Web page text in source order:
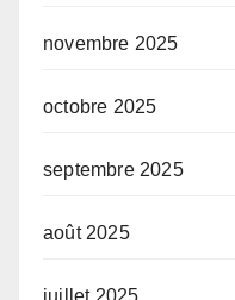
novembre 2025
octobre 2025
septembre 2025
août 2025
juillet 2025